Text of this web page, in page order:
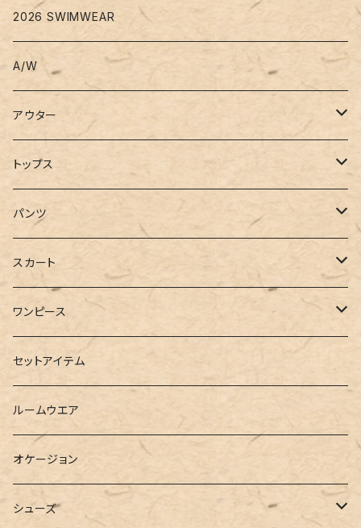
2026 SWIMWEAR
A/W
アウター
コート
ジャケット
ブルゾン
ロングシャツ
ダウンジャケット
ベスト
トップス
Tシャツ
カットソー
半袖
スウェット・パーカー
ニット
シャツ
ブラウス
カーディガン
パンツ
デニム
スキニー
ショートパンツ
ハーフパンツ
スウェット
ジャージ
スカート
ロング
ミニ
その他
ワンピース
シャツワンピース
スウェットワンピース
パーカーワンピース
ニットワンピース
セットアイテム
ルームウエア
オケージョン
シューズ